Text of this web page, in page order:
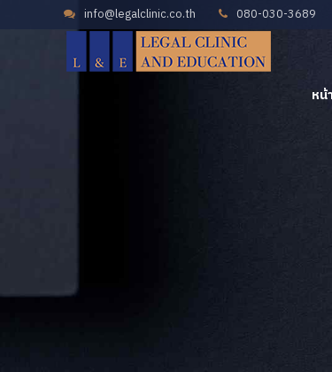
info@legalclinic.co.th 080-030-3689
หน้